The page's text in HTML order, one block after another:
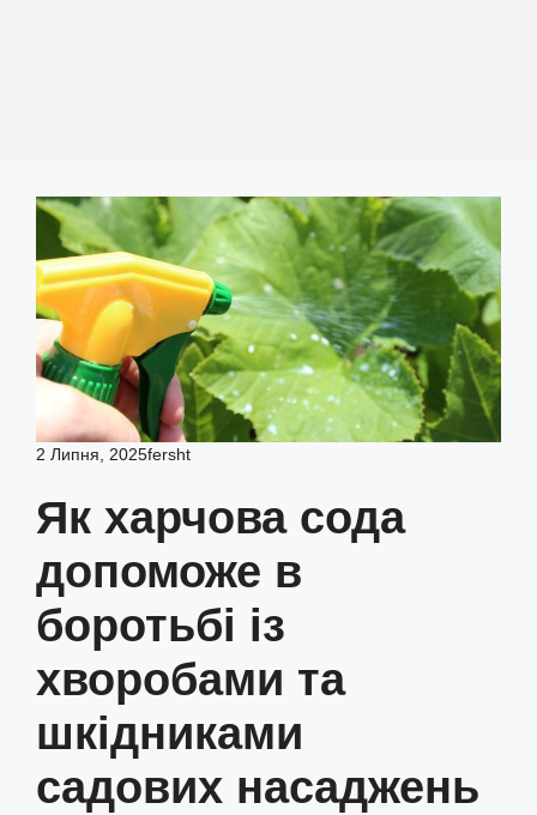
2 Липня, 2025fersht
Як харчова сода
допоможе в
боротьбі із
хворобами та
шкідниками
садових насаджень